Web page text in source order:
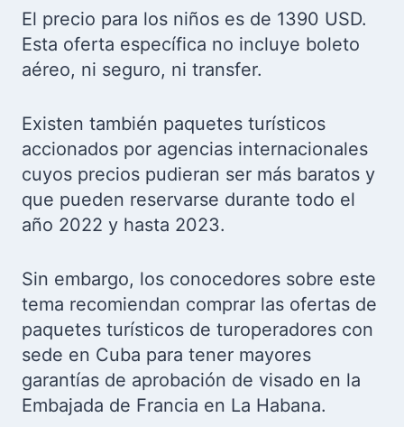
El precio para los niños es de 1390 USD.
Esta oferta específica no incluye boleto
aéreo, ni seguro, ni transfer.
Existen también paquetes turísticos
accionados por agencias internacionales
cuyos precios pudieran ser más baratos y
que pueden reservarse durante todo el
año 2022 y hasta 2023.
Sin embargo, los conocedores sobre este
tema recomiendan comprar las ofertas de
paquetes turísticos de turoperadores con
sede en Cuba para tener mayores
garantías de aprobación de visado en la
Embajada de Francia en La Habana.